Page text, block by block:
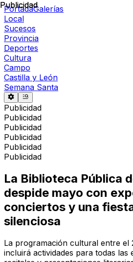
PortadaGalerías
Local
Sucesos
Provincia
Deportes
Cultura
Campo
Castilla y León
Semana Santa
Publicidad
Publicidad
Publicidad
Publicidad
Publicidad
Publicidad
Publicidad
La Biblioteca Pública
despide mayo con
conciertos y una
silenciosa
La programación cultural entre el
incluirá actividades para todas las
Publicidad